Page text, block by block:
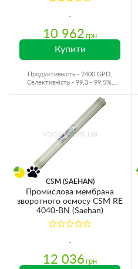
10 962 грн
Купити
Продуктивність - 2400 GPD,
Селективність - 99,3 - 99,5%,
CSM (SAEHAN)
Промислова мембрана
зворотного осмосу CSM RE
4040-BN (Saehan)
12 036 грн